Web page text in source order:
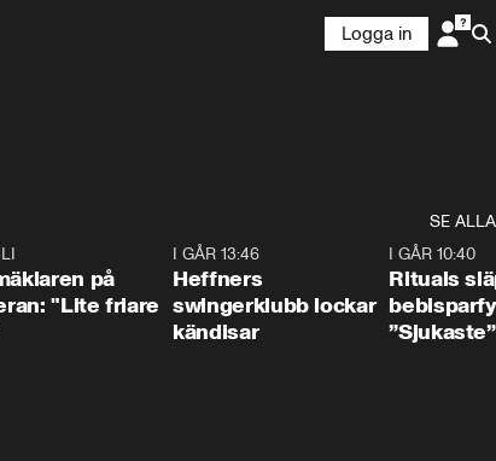
Logga in
SE ALLA
på
"Lite friare
I GÅR 13:46
Heffners
swingerklubb lockar
kändisar
I GÅR 10:40
Rituals
”Sjukaste”